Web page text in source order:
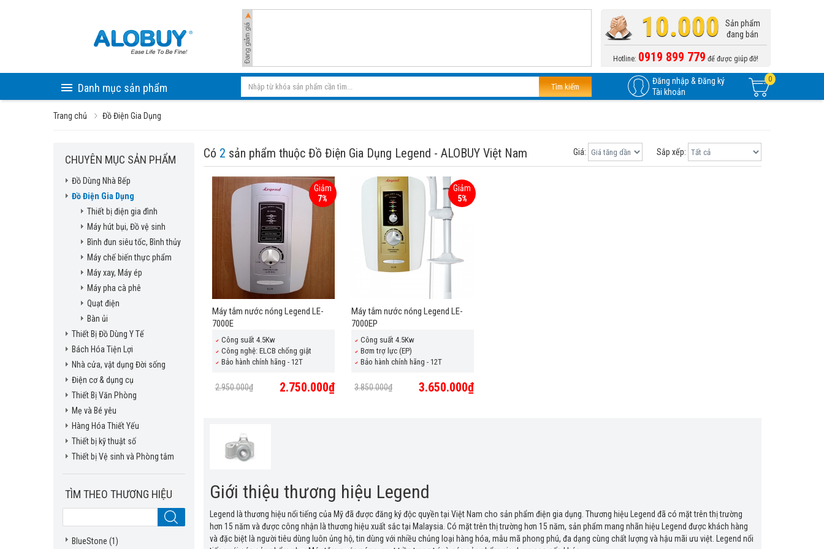
10.000
Sản phẩm
đang bán
Hotline: 0919 899 779 để được giúp đỡ!
Danh mục sản phẩm Tìm kiếm
Đăng nhập & Đăng ký
Tài khoản
0
Trang chủ Đồ Điện Gia Dụng
CHUYÊN MỤC SẢN PHẨM
Đồ Dùng Nhà Bếp
Đồ Điện Gia Dụng
Thiết bị điện gia đình
Máy hút bụi, Đồ vệ sinh
Bình đun siêu tốc, Bình thủy
Máy chế biến thực phẩm
Máy xay, Máy ép
Máy pha cà phê
Quạt điện
Bàn ủi
Thiết Bị Đồ Dùng Y Tế
Bách Hóa Tiện Lợi
Nhà cửa, vật dụng Đời sống
Điện cơ & dụng cụ
Thiết Bị Văn Phòng
Mẹ và Bé yêu
Hàng Hóa Thiết Yếu
Thiết bị kỹ thuật số
Thiết bị Vệ sinh và Phòng tắm
TÌM THEO THƯƠNG HIỆU
BlueStone (1)
Có 2 sản phẩm thuộc Đồ Điện Gia Dụng Legend - ALOBUY Việt Nam Giá: Sắp xếp:
Máy tắm nước nóng Legend LE-
7000E
Công suất 4.5Kw
Công nghệ: ELCB chống giật
Bảo hành chính hãng - 12T
2.950.000₫ 2.750.000₫
Giảm
7%
Máy tắm nước nóng Legend LE-
7000EP
Công suất 4.5Kw
Bơm trợ lực (EP)
Bảo hành chính hãng - 12T
3.850.000₫ 3.650.000₫
Giảm
5%
Giới thiệu thương hiệu Legend
Legend là thương hiệu nổi tiếng của Mỹ đã được đăng ký độc quyền tại Việt Nam cho sản phẩm điện gia dụng. Thương hiệu Legend đã có mặt trên thị trường
hơn 15 năm và được công nhận là thương hiệu xuất sắc tại Malaysia. Có mặt trên thị trường hơn 15 năm, sản phẩm mang nhãn hiệu Legend được khách hàng
và đặc biệt là người tiêu dùng luôn ủng hộ, tin dùng với nhiều chủng loại hàng hóa, mẫu mã phong phú, đa dạng cùng chất lượng và hậu mãi ưu việt. Legend nổi